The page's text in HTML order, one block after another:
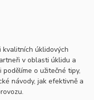
nádoby
Čisticí prostředky
tampony
úklidových
v oblasti úklidu a
o užitečné tipy,
návody, jak efektivně a